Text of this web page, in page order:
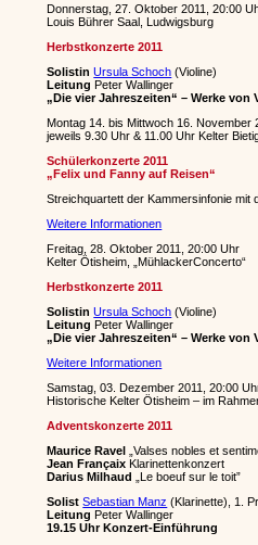
Donnerstag, 27. Oktober 2011, 20:00
Louis Bührer Saal, Ludwigsburg
Herbstkonzerte 2011
Solistin Ursula Schoch (Violine)
Leitung Peter Wallinger
„Die vier Jahreszeiten“ – Werke
Montag 14. bis Mittwoch 16. November
jeweils 9.30 Uhr & 11.00 Uhr Kelter
Schülerkonzerte 2011
„Felix und Fanny auf Reisen“
Streichquartett der Kammersinfonie mit
Weitere Informationen
Freitag, 28. Oktober 2011, 20:00 Uhr
Kelter Ötisheim, „MühlackerConcerto“
Herbstkonzerte 2011
Solistin Ursula Schoch (Violine)
Leitung Peter Wallinger
„Die vier Jahreszeiten“ – Werke
Weitere Informationen
Samstag, 03. Dezember 2011, 20:00
Historische Kelter Ötisheim – im
Adventskonzerte 2011
Maurice Ravel „Valses nobles et
Jean Françaix Klarinettenkonzert
Darius Milhaud
„Le boeuf sur le toit”
Solist Sebastian Manz (Klarinette), 1.
Leitung Peter Wallinger
19.15 Uhr Konzert-Einführung